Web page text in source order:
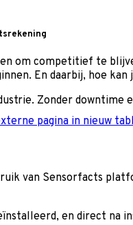
om competitief te
En daarbij, hoe
Zonder
pagina in nieuw
van Sensorfacts
en direct na